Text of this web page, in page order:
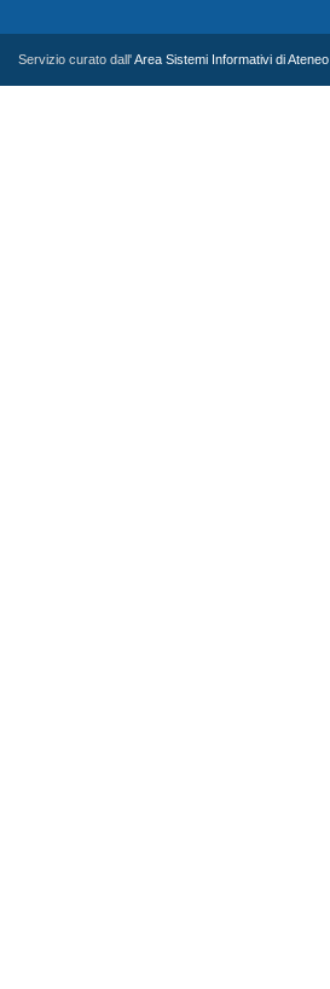
Servizio curato dall'Area Sistemi Informativi di Ateneo